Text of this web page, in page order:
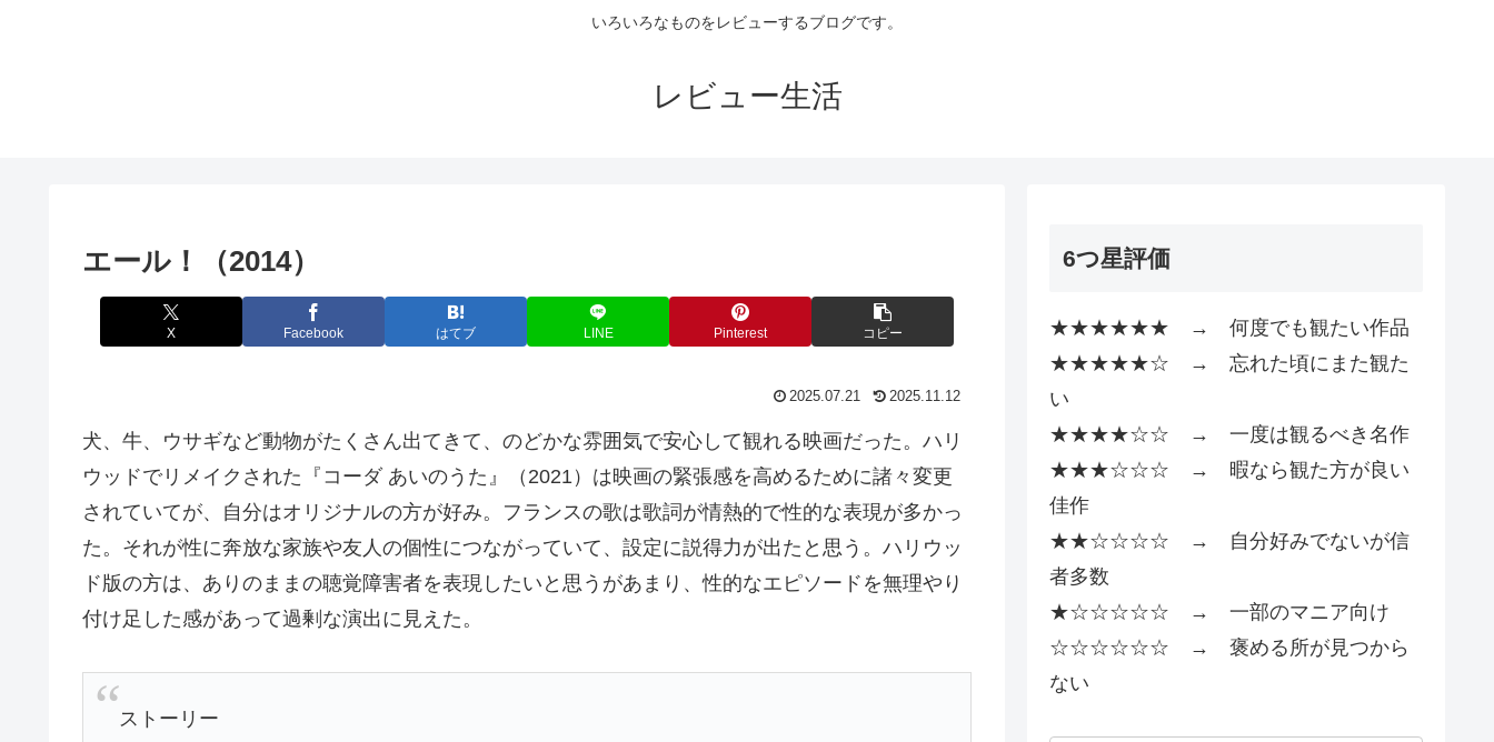
いろいろなものをレビューするブログです。
レビュー生活
エール！（2014）
X Facebook はてブ LINE Pinterest コピー
2025.07.21 2025.11.12
犬、牛、ウサギなど動物がたくさん出てきて、のどかな雰囲気で安心して観れる映画だった。ハリ
ウッドでリメイクされた『コーダ あいのうた』（2021）は映画の緊張感を高めるために諸々変更
されていてが、自分はオリジナルの方が好み。フランスの歌は歌詞が情熱的で性的な表現が多かっ
た。それが性に奔放な家族や友人の個性につながっていて、設定に説得力が出たと思う。ハリウッ
ド版の方は、ありのままの聴覚障害者を表現したいと思うがあまり、性的なエピソードを無理やり
付け足した感があって過剰な演出に見えた。
ストーリー
6つ星評価
★★★★★★ → 何度でも観たい作品
★★★★★☆ → 忘れた頃にまた観た
い
★★★★☆☆ → 一度は観るべき名作
★★★☆☆☆ → 暇なら観た方が良い
佳作
★★☆☆☆☆ → 自分好みでないが信
者多数
★☆☆☆☆☆ → 一部のマニア向け
☆☆☆☆☆☆ → 褒める所が見つから
ない